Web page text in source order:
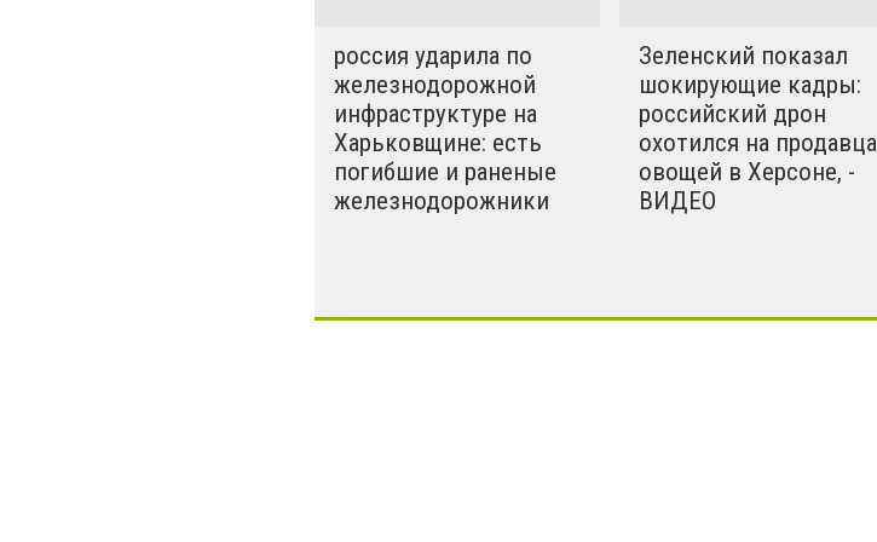
приняли все цивилизованные страны.
россия ударила по
железнодорожной
инфраструктуре на
Харьковщине: есть
погибшие и раненые
железнодорожники
Зеленский показал
шокирующие кадры:
российский дрон
охотился на продавца
овощей в Херсоне, -
ВИДЕО